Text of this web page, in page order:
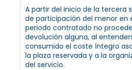
A partir del inicio de la tercera
de participación del menor en
periodo contratado no
devolución alguna, al
consumido el coste íntegro
la plaza reservada y a la
del servicio.